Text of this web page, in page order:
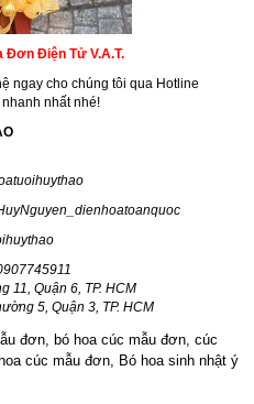
Đơn Điện Tử V.A.T.
ngay cho chúng tôi qua Hotline
nhất nhé!
11, Quận 6, TP. HCM
5, Quận 3, TP. HCM
đơn, bó hoa cúc mẫu đơn, cúc
cúc mẫu đơn, Bó hoa sinh nhật ý